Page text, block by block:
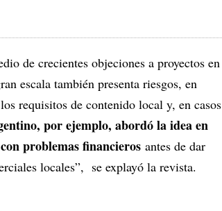
de crecientes objeciones a proyectos en
escala también presenta riesgos, en
requisitos de contenido local y, en casos
por ejemplo, abordó la idea en
problemas financieros antes de dar
locales”, se explayó la revista.